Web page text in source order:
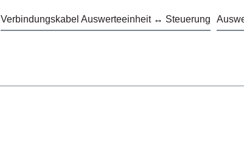
Verbindungskabel Auswerteeinheit ↔ Steuerung